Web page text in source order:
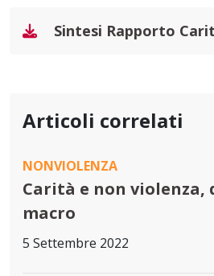
Sintesi Rapporto
Articoli correlati
NONVIOLENZA
Carità e non violenza,
macro
5 Settembre 2022